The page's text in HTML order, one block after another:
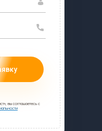
вы соглашаетесь с